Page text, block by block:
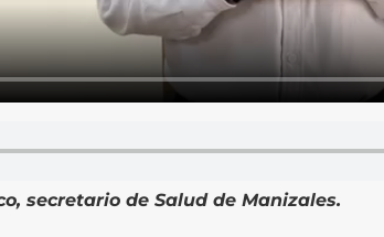
secretario de Salud de Manizales.